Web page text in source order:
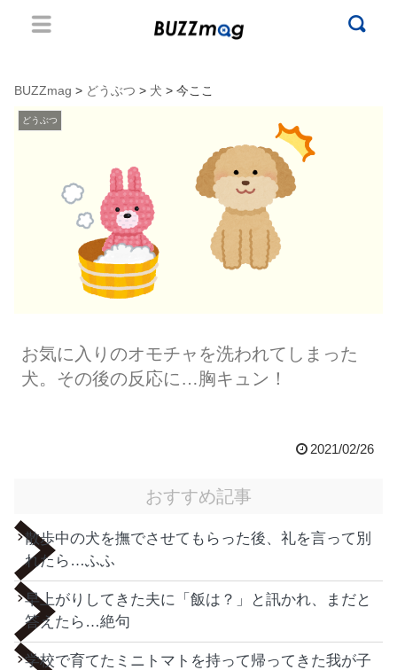
BUZZmag > どうぶつ > 犬 > 今ここ
どうぶつ
お気に入りのオモチャを洗われてしまった
犬。その後の反応に…胸キュン！
2021/02/26
おすすめ記事
散歩中の犬を撫でさせてもらった後、礼を言って別
れたら…ふふ
早上がりしてきた夫に「飯は？」と訊かれ、まだと
答えたら…絶句
学校で育てたミニトマトを持って帰ってきた我が子